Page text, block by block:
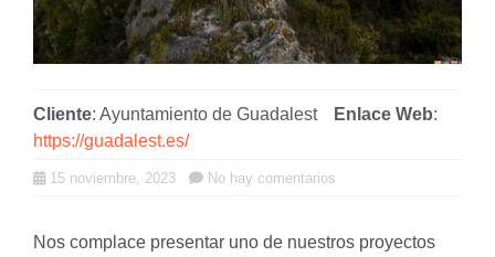
Cliente: Ayuntamiento de Guadalest Enlace Web:
https://guadalest.es/
15 noviembre, 2023 No hay comentarios
Nos complace presentar uno de nuestros proyectos